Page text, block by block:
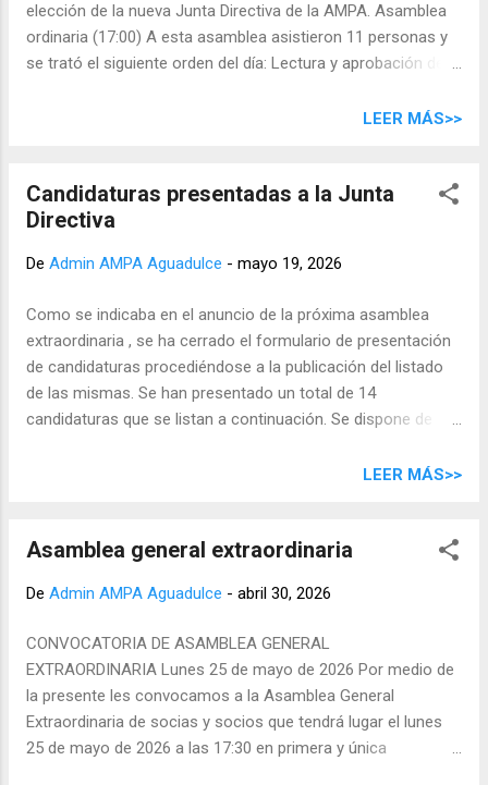
elección de la nueva Junta Directiva de la AMPA. Asamblea
ordinaria (17:00) A esta asamblea asistieron 11 personas y
se trató el siguiente orden del día: Lectura y aprobación del
Presentación y aprobación, si procede, de las cuentas del
extraordinaria (17:30) A esta asamblea asistieron 20
personas. 4 personas que no asistieron delegaron el voto en
orden del día: Votación y elección de la nueva Junta Directiva
candidaturas presentadas. Las dos personas que se
presentaron para el cargo de vicesecretaría compartirán el
cargo. Ruegos y preguntas : no hay. La composición de la
nueva Junta Directi...
LEER MÁS>>
Candidaturas presentadas a la Junta
Directiva
De Admin AMPA Aguadulce - mayo 19, 2026
Como se indicaba en el anuncio de la próxima asamblea
extraordinaria , se ha cerrado el formulario de presentación
de candidaturas procediéndose a la publicación del listado
de las mismas. Se han presentado un total de 14
candidaturas que se listan a continuación. Se dispone de
donde se votarán los cargos, para presentar alegaciones.
Maganto Vicetesorería Eva María Suárez Vizcaino
Elisenda Dolz Bubi Vocalía Bruna Pasquini Tesorería
María Cruz Moreda Vocalía Luc...
LEER MÁS>>
Asamblea general extraordinaria
De Admin AMPA Aguadulce - abril 30, 2026
CONVOCATORIA DE ASAMBLEA GENERAL
EXTRAORDINARIA Lunes 25 de mayo de 2026 Por medio de
la presente les convocamos a la Asamblea General
Extraordinaria de socias y socios que tendrá lugar el lunes
25 de mayo de 2026 a las 17:30 en primera y única